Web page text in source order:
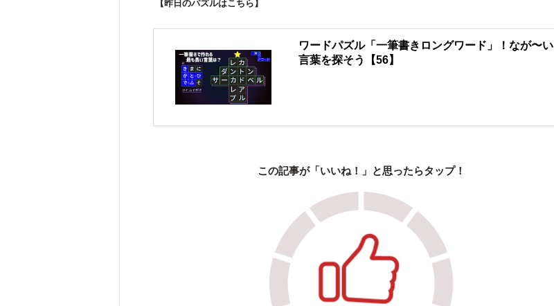
【昨日のパズルはこちら】
ワードパズル「一筆書きロングワード」！なが〜い
言葉を探そう【56】
この記事が「いいね！」と思ったらタップ！